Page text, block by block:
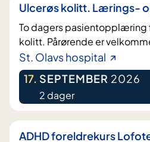
Ulcerøs kolitt. Lærings-
To dagers pasientopplæring
kolitt. Pårørende er
St. Olavs hospital
17. SEPTEMBER 2026
2 dager
ADHD foreldrekurs